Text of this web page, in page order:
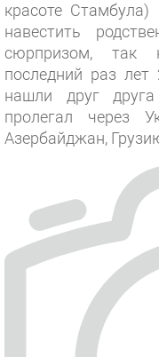
красоте
навестить
сюрпризом, так
последний раз
нашли друг
пролегал через
Азербайджан,